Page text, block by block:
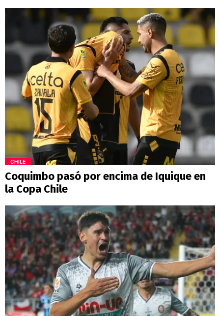
CHILE
Coquimbo pasó por encima de Iquique en
la Copa Chile